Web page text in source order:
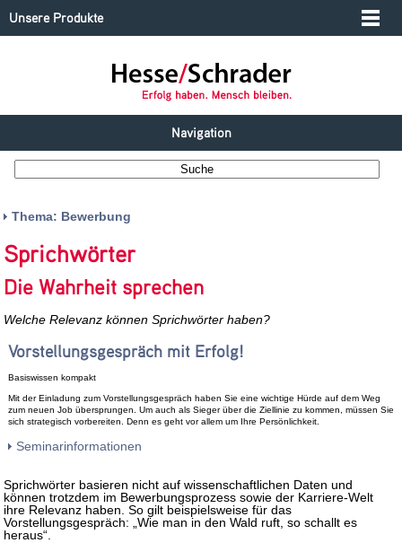
Unsere Produkte
Navigation
Thema: Bewerbung
Sprichwörter
Die Wahrheit sprechen
Welche Relevanz können Sprichwörter haben?
Vorstellungsgespräch mit Erfolg!
Basiswissen kompakt
Mit der Einladung zum Vorstellungsgespräch haben Sie eine wichtige Hürde auf dem Weg
zum neuen Job übersprungen. Um auch als Sieger über die Ziellinie zu kommen, müssen Sie
sich strategisch vorbereiten. Denn es geht vor allem um Ihre Persönlichkeit.
Seminarinformationen
Sprichwörter basieren nicht auf wissenschaftlichen Daten und
können trotzdem im Bewerbungsprozess sowie der Karriere-Welt
ihre Relevanz haben. So gilt beispielsweise für das
Vorstellungsgespräch: „Wie man in den Wald ruft, so schallt es
heraus“.